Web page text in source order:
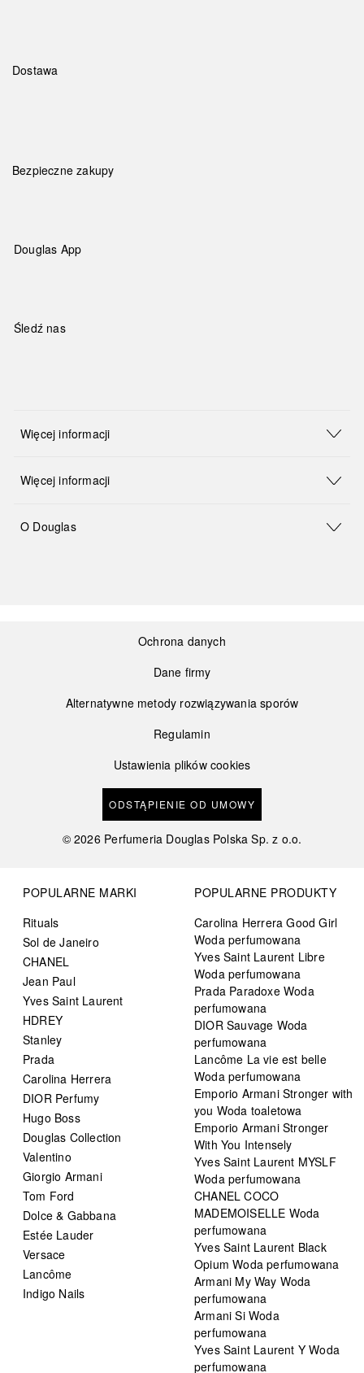
Dostawa
Bezpieczne zakupy
Douglas App
Śledź nas
Więcej informacji
Więcej informacji
O Douglas
Ochrona danych
Dane firmy
Alternatywne metody rozwiązywania sporów
Regulamin
Ustawienia plików cookies
ODSTĄPIENIE OD UMOWY
©2026 Perfumeria Douglas Polska Sp. z o.o.
POPULARNE MARKI
Rituals
Sol de Janeiro
CHANEL
Jean Paul
Yves Saint Laurent
HDREY
Stanley
Prada
Carolina Herrera
DIOR Perfumy
Hugo Boss
Douglas Collection
Valentino
Giorgio Armani
Tom Ford
Dolce & Gabbana
Estée Lauder
Versace
Lancôme
Indigo Nails
POPULARNE PRODUKTY
Carolina Herrera Good Girl
Woda perfumowana
Yves Saint Laurent Libre
Woda perfumowana
Prada Paradoxe Woda
perfumowana
DIOR Sauvage Woda
perfumowana
Lancôme La vie est belle
Woda perfumowana
Emporio Armani Stronger with
you Woda toaletowa
Emporio Armani Stronger
With You Intensely
Yves Saint Laurent MYSLF
Woda perfumowana
CHANEL COCO
MADEMOISELLE Woda
perfumowana
Yves Saint Laurent Black
Opium Woda perfumowana
Armani My Way Woda
perfumowana
Armani Si Woda
perfumowana
Yves Saint Laurent Y Woda
perfumowana